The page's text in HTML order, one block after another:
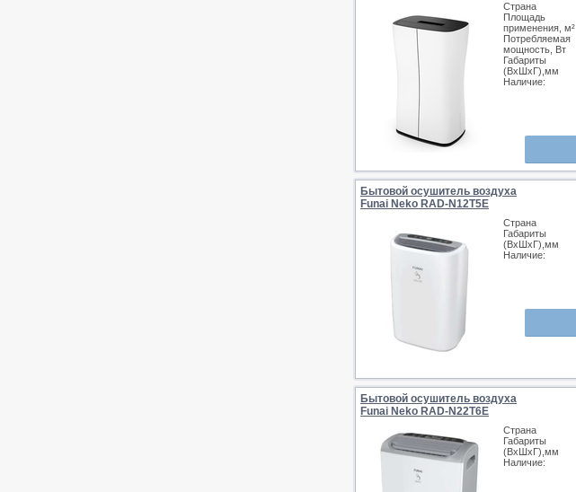
Страна
Площадь
применения, м²
Потребляемая
мощность, Вт
Габариты
(ВхШхГ),мм
Наличие:
Бытовой осушитель воздуха
Funai Neko RAD-N12T5E
Страна
Габариты
(ВхШхГ),мм
Наличие:
Бытовой осушитель воздуха
Funai Neko RAD-N22T6E
Страна
Габариты
(ВхШхГ),мм
Наличие: